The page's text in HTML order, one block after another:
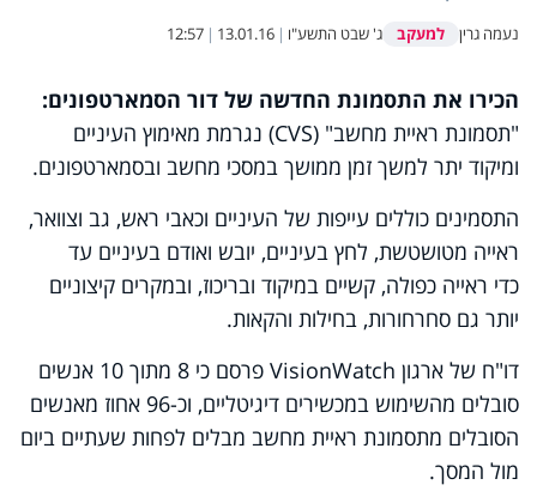
נעמה גרין למעקב ג' שבט התשע"ו |
13.01.16
|
12:57
הכירו את התסמונת החדשה של דור הסמארטפונים:
"תסמונת ראיית מחשב" (CVS) נגרמת מאימוץ העיניים
ומיקוד יתר למשך זמן ממושך במסכי מחשב ובסמארטפונים.
התסמינים כוללים עייפות של העיניים וכאבי ראש, גב וצוואר,
ראייה מטושטשת, לחץ בעיניים, יובש ואודם בעיניים עד
כדי ראייה כפולה, קשיים במיקוד ובריכוז, ובמקרים קיצוניים
יותר גם סחרחורות, בחילות והקאות.
דו"ח של ארגון VisionWatch
פרסם כי 8 מתוך 10 אנשים
סובלים מהשימוש במכשירים דיגיטליים, וכ-96 אחוז מאנשים
הסובלים מתסמונת ראיית מחשב מבלים לפחות שעתיים ביום
מול המסך.